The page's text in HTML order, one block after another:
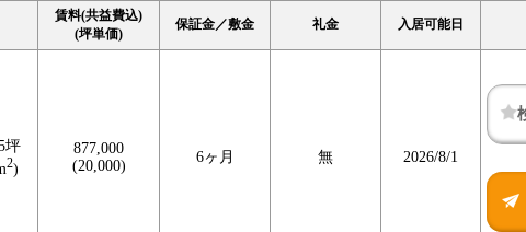
賃料(共益費込)
(坪単価)
保証金／敷金 礼金 入居可能日
坪
2)
877,000
(20,000)
6ヶ月 無 2026/8/1